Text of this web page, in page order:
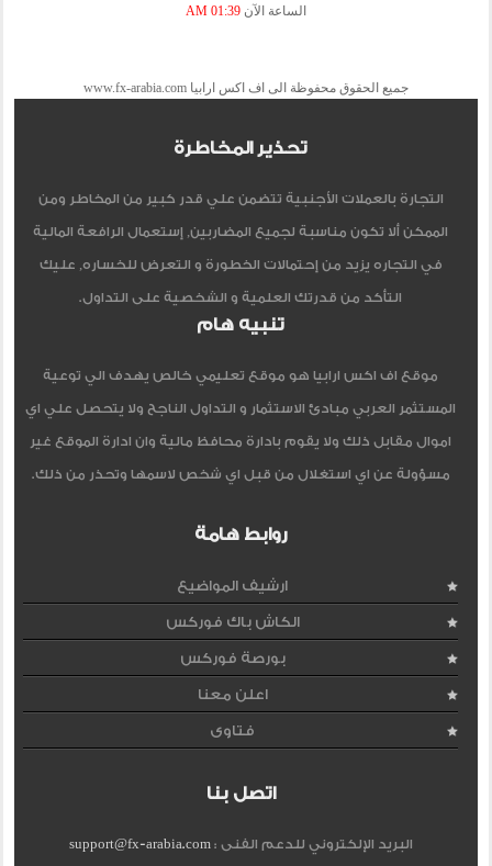
الساعة الآن 01:39 AM
جميع الحقوق محفوظة الى اف اكس ارابيا www.fx-arabia.com
تحذير المخاطرة
التجارة بالعملات الأجنبية تتضمن علي قدر كبير من المخاطر ومن
الممكن ألا تكون مناسبة لجميع المضاربين, إستعمال الرافعة المالية
في التجاره يزيد من إحتمالات الخطورة و التعرض للخساره, عليك
التأكد من قدرتك العلمية و الشخصية على التداول.
تنبيه هام
موقع اف اكس ارابيا هو موقع تعليمي خالص يهدف الي توعية
المستثمر العربي مبادئ الاستثمار و التداول الناجح ولا يتحصل علي اي
اموال مقابل ذلك ولا يقوم بادارة محافظ مالية وان ادارة الموقع غير
مسؤولة عن اي استغلال من قبل اي شخص لاسمها وتحذر من ذلك.
روابط هامة
ارشيف المواضيع
الكاش باك فوركس
بورصة فوركس
اعلن معنا
فتاوى
اتصل بنا
البريد الإلكتروني للدعم الفنى :support@fx-arabia.com